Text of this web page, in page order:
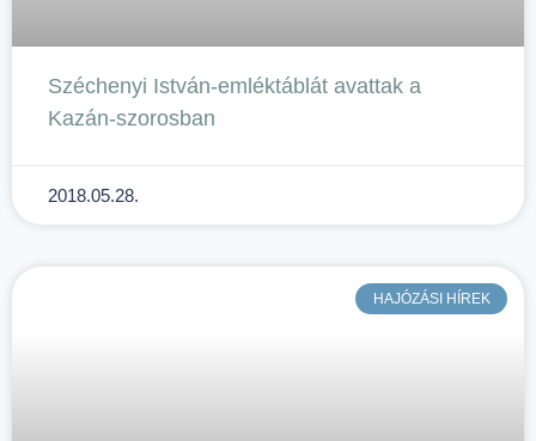
Széchenyi István-emléktáblát avattak a
Kazán-szorosban
2018.05.28.
HAJÓZÁSI HÍREK